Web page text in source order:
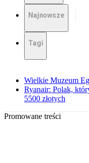
Najnowsze
Tagi
Wielkie Muzeum
Ryanair: Polak,
5500 złotych
Promowane treści